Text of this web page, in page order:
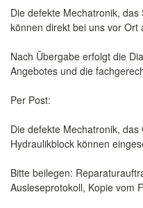
Die defekte Mechatronik,
können direkt bei uns vor
Nach Übergabe erfolgt die
Angebotes und die
Per Post:
Die defekte Mechatronik,
Hydraulikblock können
Bitte beilegen:
Ausleseprotokoll, Kopie vom